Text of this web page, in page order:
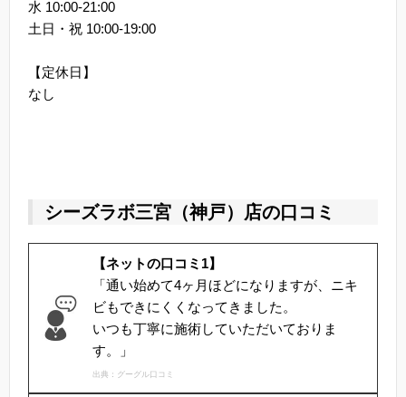
水 10:00-21:00
土日・祝 10:00-19:00
【定休日】
なし
シーズラボ三宮（神戸）店の口コミ
【ネットの口コミ1】
「通い始めて4ヶ月ほどになりますが、ニキ
ビもできにくくなってきました。
いつも丁寧に施術していただいておりま
す。」
出典：グーグル口コミ